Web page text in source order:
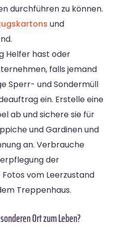
durchführen zu können.
und
Helfer hast oder
falls jemand
Sperr- und Sondermüll
ein. Erstelle eine
ab und sichere sie für
und Gardinen und
an. Verbrauche
der
vom Leerzustand
Treppenhaus.
Ort zum Leben?